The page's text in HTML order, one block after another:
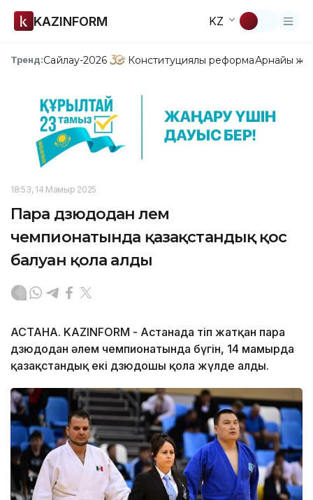
KAZINFORM KZ
Тренд:Сайлау-2026 Конституциялық реформаАрнайы
18:53, 14 Мамыр 2025
Пара дзюдодан әлем
чемпионатында қазақстандық қос
балуан қола алды
АСТАНА. KAZINFORM - Астанада өтіп жатқан пара
дзюдодан әлем чемпионатында бүгін, 14 мамырда
қазақстандық екі дзюдошы қола жүлде алды.